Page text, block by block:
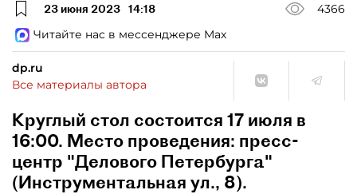
23 июня 2023 14:18
4366
Читайте нас в мессенджере Max
dp.ru
Все материалы автора
Круглый стол состоится 17 июля в
16:00. Место проведения: пресс-
центр "Делового Петербурга"
(Инструментальная ул., 8).